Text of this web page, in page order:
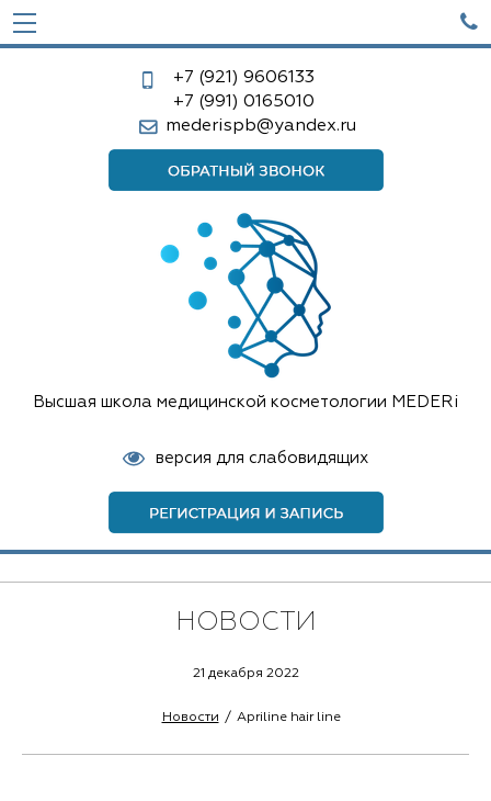

+7 (921) 9606133
+7 (991) 0165010
mederispb@yandex.ru
Высшая школа медицинской косметологии MEDERi
версия для слабовидящих
НОВОСТИ
21 декабря 2022
Новости Apriline hair line